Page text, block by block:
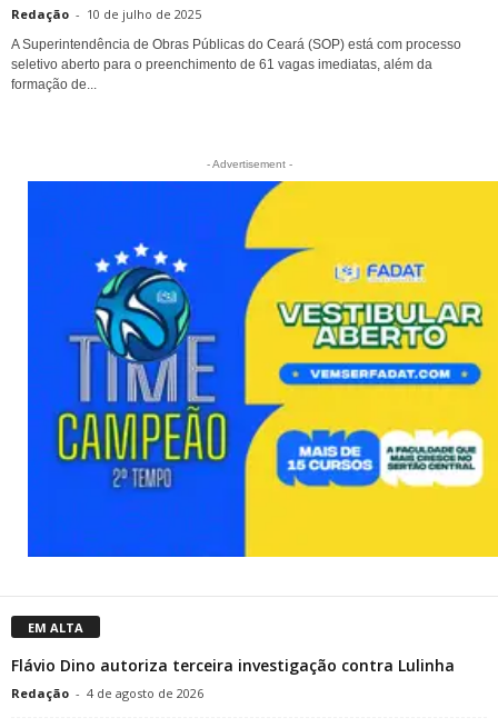
Redação - 10 de julho de 2025
A Superintendência de Obras Públicas do Ceará (SOP) está com processo
seletivo aberto para o preenchimento de 61 vagas imediatas, além da
formação de...
- Advertisement -
EM ALTA
Flávio Dino autoriza terceira investigação contra Lulinha
Redação - 4 de agosto de 2026